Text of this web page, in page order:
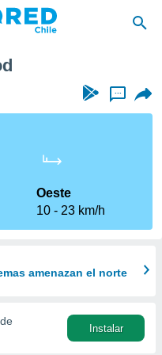
...
Oeste
10
23 km/h
amenazan el norte
Instalar